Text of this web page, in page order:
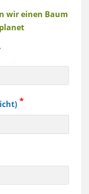
wir einen Baum